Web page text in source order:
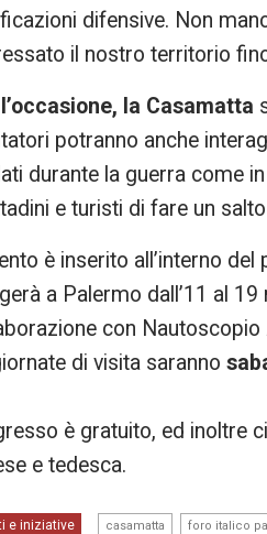
difensive. Non
il nostro territorio
la Casamatta
potranno anche
durante la guerra come
e turisti di fare un
è inserito all’interno
a Palermo dall’11 al
con
di visita saranno
è gratuito, ed inoltre
e tedesca.
e iniziative casamatta foro italico